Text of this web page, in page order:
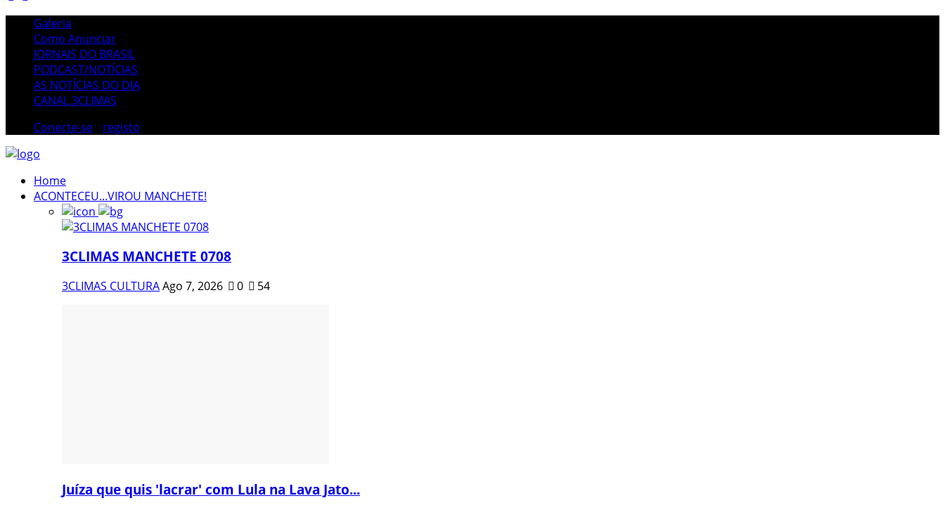
Galeria
Como Anunciar
JORNAIS DO BRASIL
PODCAST/NOTÍCIAS
AS NOTÍCIAS DO DIA
CANAL 3CLIMAS
Conecte-se
registo
Home
ACONTECEU...VIROU MANCHETE!
3CLIMAS MANCHETE 0708
3CLIMAS CULTURAAgo 7, 2026 0 54
Juíza que quis 'lacrar' com Lula na Lava Jato...